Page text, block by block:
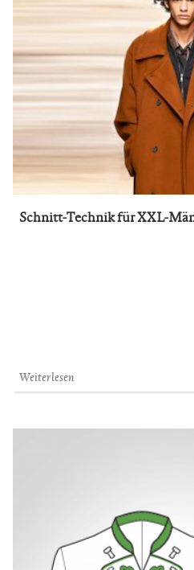
Schnitt-Technik für XXL-
Weiterlesen